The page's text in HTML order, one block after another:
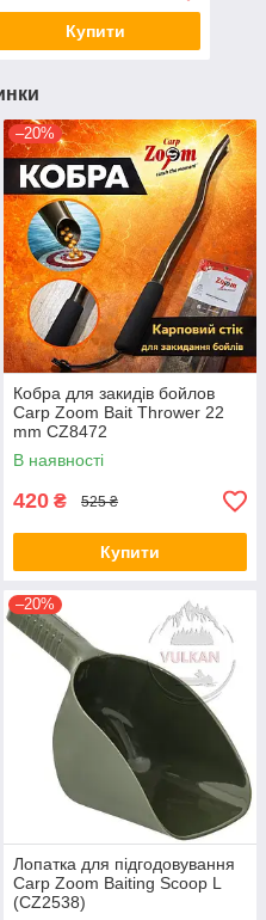
Купити
–20%
Кобра для закидів бойлов
Сarp Zoom Bait Thrower 22
mm CZ8472
В наявності
420 ₴ 525 ₴
Купити
–20%
Лопатка для підгодовування
Carp Zoom Baiting Scoop L
(CZ2538)